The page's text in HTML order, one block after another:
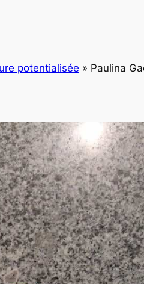
potentialisée » Paulina